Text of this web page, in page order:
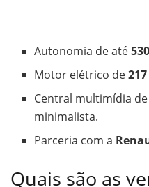
Autonomia de até
Motor elétrico de
Central multimídia de
minimalista.
Parceria com a
Quais são as